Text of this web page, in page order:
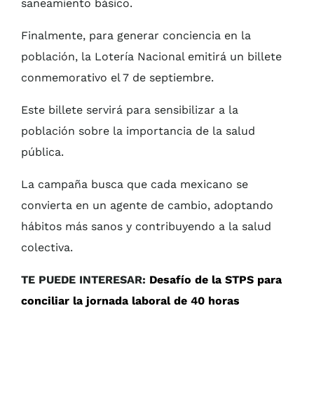
saneamiento básico.
Finalmente, para generar conciencia en la
población, la Lotería Nacional emitirá un billete
conmemorativo el 7 de septiembre.
Este billete servirá para sensibilizar a la
población sobre la importancia de la salud
pública.
La campaña busca que cada mexicano se
convierta en un agente de cambio, adoptando
hábitos más sanos y contribuyendo a la salud
colectiva.
TE PUEDE INTERESAR: Desafío de la STPS para
conciliar la jornada laboral de 40 horas